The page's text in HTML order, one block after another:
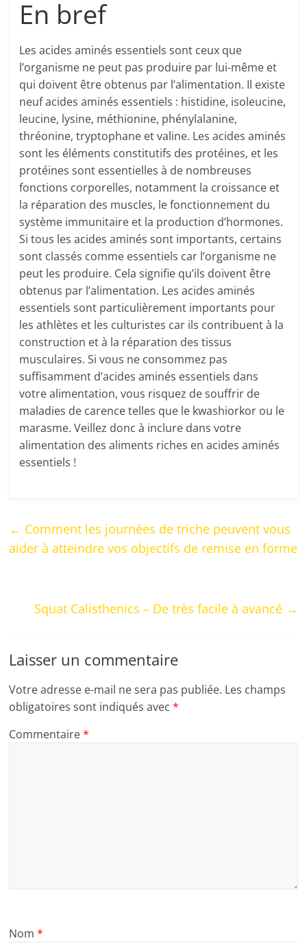
En bref
Les acides aminés essentiels sont ceux que
l’organisme ne peut pas produire par lui-même et
qui doivent être obtenus par l’alimentation. Il existe
neuf acides aminés essentiels : histidine, isoleucine,
leucine, lysine, méthionine, phénylalanine,
thréonine, tryptophane et valine. Les acides aminés
sont les éléments constitutifs des protéines, et les
protéines sont essentielles à de nombreuses
fonctions corporelles, notamment la croissance et
la réparation des muscles, le fonctionnement du
système immunitaire et la production d’hormones.
Si tous les acides aminés sont importants, certains
sont classés comme essentiels car l’organisme ne
peut les produire. Cela signifie qu’ils doivent être
obtenus par l’alimentation. Les acides aminés
essentiels sont particulièrement importants pour
les athlètes et les culturistes car ils contribuent à la
construction et à la réparation des tissus
musculaires. Si vous ne consommez pas
suffisamment d’acides aminés essentiels dans
votre alimentation, vous risquez de souffrir de
maladies de carence telles que le kwashiorkor ou le
marasme. Veillez donc à inclure dans votre
alimentation des aliments riches en acides aminés
essentiels !
← Comment les journées de triche peuvent vous
aider à atteindre vos objectifs de remise en forme
Squat Calisthenics – De très facile à avancé →
Laisser un commentaire
Votre adresse e-mail ne sera pas publiée. Les champs
obligatoires sont indiqués avec*
Commentaire*
Nom*